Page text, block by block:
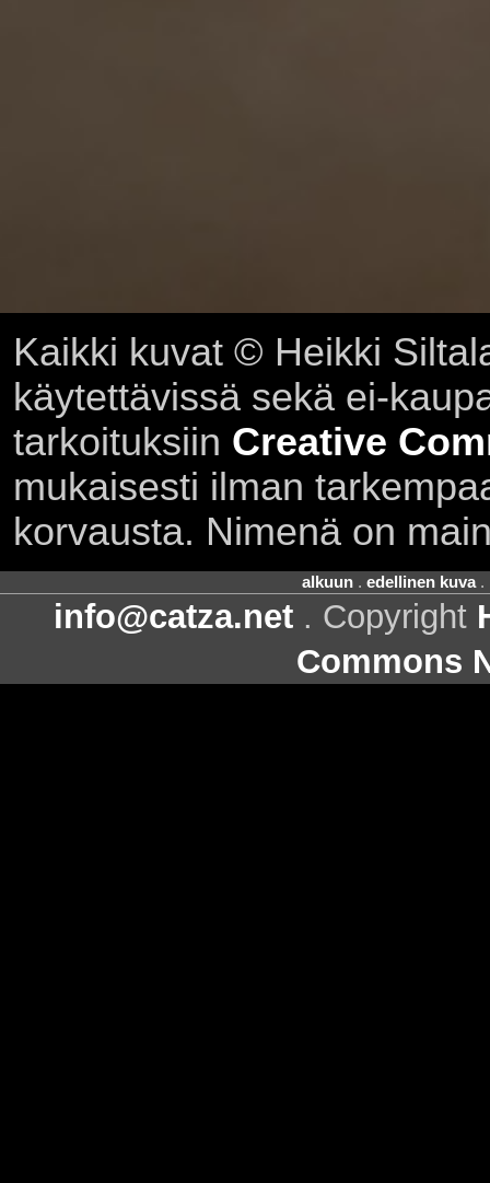
Kaikki kuvat © Heikki
käytettävissä sekä ei-
tarkoituksiin Creative
mukaisesti ilman
korvausta. Nimenä on
alkuun. edellinen kuva.
info@catza.net . Copyright
Commons